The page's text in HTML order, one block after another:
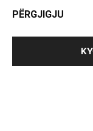
PËRGJIGJU